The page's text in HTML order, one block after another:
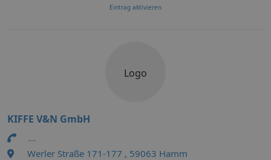
Eintrag aktivieren
Logo
KIFFE V&N GmbH
...
Werler Straße 171-177 , 59063 Hamm